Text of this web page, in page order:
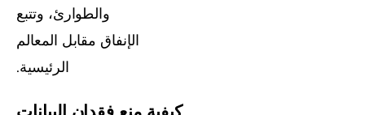
والطوارئ، وتتبع
الإنفاق مقابل المعالم
الرئيسية.